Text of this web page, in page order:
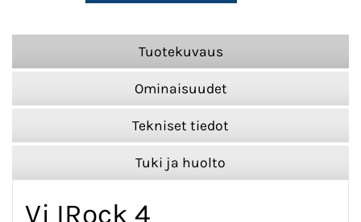
Tuotekuvaus
Ominaisuudet
Tekniset tiedot
Tuki ja huolto
Vj IRock 4